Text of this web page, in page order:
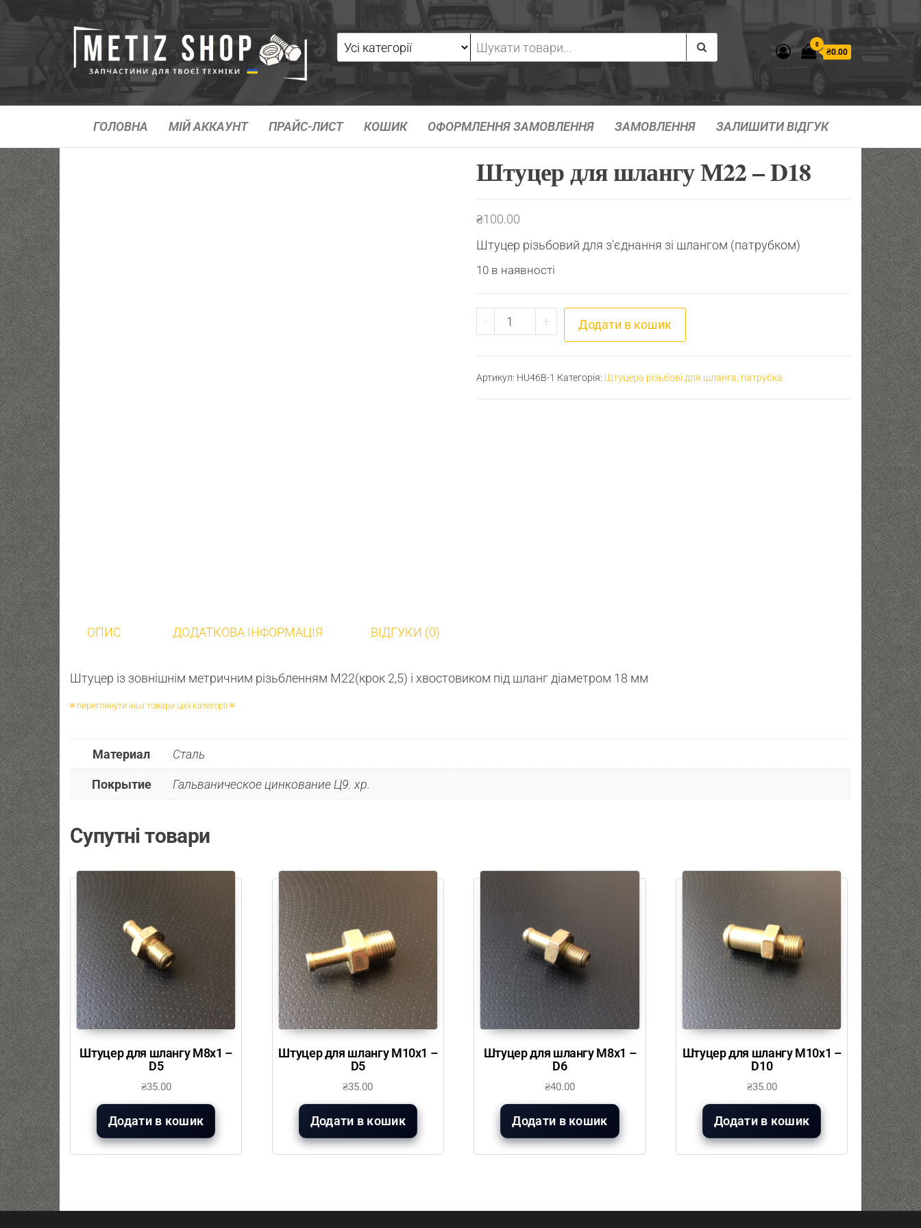
0
₴0.00
ГОЛОВНА МІЙ АККАУНТ ПРАЙС-ЛИСТ КОШИК ОФОРМЛЕННЯ ЗАМОВЛЕННЯ ЗАМОВЛЕННЯ ЗАЛИШИТИ ВІДГУК
Штуцер для шлангу М22 – D18
₴100.00
Штуцер різьбовий для з’єднання зі шлангом (патрубком)
10 в наявності
- Штуцер для шлангу М22 - D18 кількість
+ Додати в кошик
Артикул: HU46B-1 Категорія: Штуцера різьбові для шланга, патрубка
ОПИС ДОДАТКОВА ІНФОРМАЦІЯ ВІДГУКИ (0)
Штуцер із зовнішнім метричним різьбленням М22(крок 2,5) і хвостовиком під шланг діаметром 18 мм
≡ переглянути інші товари цієї категорії ≡
Материал Сталь
Покрытие Гальваническое цинкование Ц9. хр.
Супутні товари
Штуцер для шлангу М8х1 –
D5
₴35.00
Додати в кошик
Штуцер для шлангу М10х1 –
D5
₴35.00
Додати в кошик
Штуцер для шлангу М8х1 –
D6
₴40.00
Додати в кошик
Штуцер для шлангу М10х1 –
D10
₴35.00
Додати в кошик